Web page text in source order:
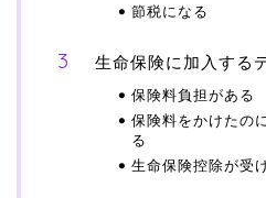
節税になる
生命保険に加入する
保険料負担がある
保険料をかけたの
る
生命保険控除が受